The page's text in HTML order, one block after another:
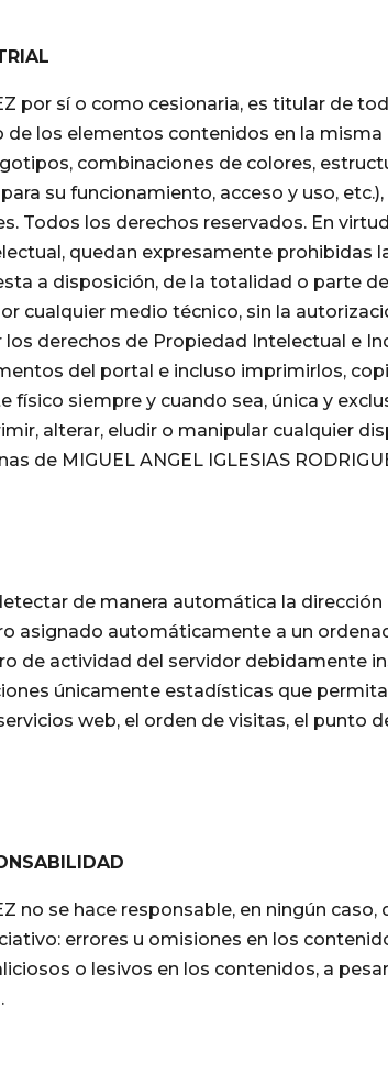
por sí o como cesionaria, es titular de
los elementos contenidos en la
combinaciones de colores,
su funcionamiento, acceso y uso, etc.),
Todos los derechos reservados. En
quedan expresamente prohibidas
a disposición, de la totalidad o parte
cualquier medio técnico, sin la
derechos de Propiedad Intelectual e
del portal e incluso imprimirlos,
siempre y cuando sea, única y
alterar, eludir o manipular cualquier
de MIGUEL ANGEL IGLESIAS
de manera automática la
asignado automáticamente a un
de actividad del servidor debidamente
únicamente estadísticas que
web, el orden de visitas, el punto
no se hace responsable, en ningún
errores u omisiones en los
o lesivos en los contenidos, a